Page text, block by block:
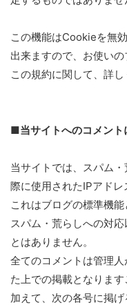
この機能はCookieを無
出来ますので、お使いの
この規約に関して、詳し
■当サイトへのコメント
当サイトでは、スパム
際に使用されたIPアドレ
これはブログの標準機
スパム・荒らしへの対
とはありません。
全てのコメントは管理
た上での掲載となります
加えて、次の各号に掲